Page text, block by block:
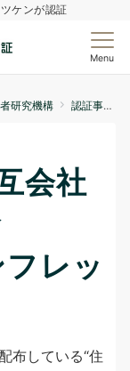
ケンが認証
Menu
研究機構 認証事例
会社
レッ
布している“住